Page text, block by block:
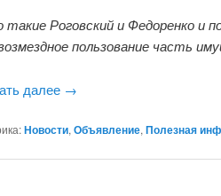
Роговский и Федоренко и
пользование часть
далее →
Новости, Объявление, Полезная